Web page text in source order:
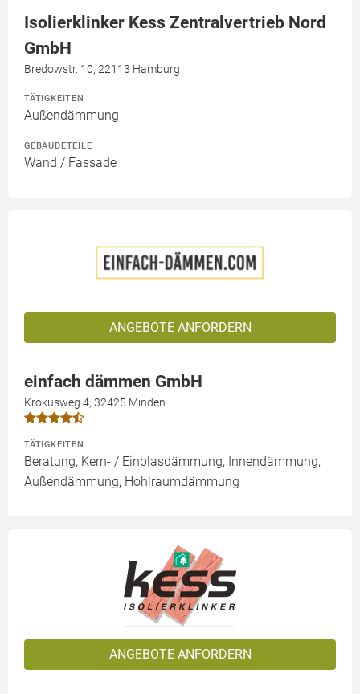
Isolierklinker Kess Zentralvertrieb Nord
GmbH
Bredowstr. 10, 22113 Hamburg
TÄTIGKEITEN
Außendämmung
GEBÄUDETEILE
Wand / Fassade
ANGEBOTE ANFORDERN
einfach dämmen GmbH
Krokusweg 4, 32425 Minden
TÄTIGKEITEN
Beratung, Kern- / Einblasdämmung, Innendämmung,
Außendämmung, Hohlraumdämmung
ANGEBOTE ANFORDERN